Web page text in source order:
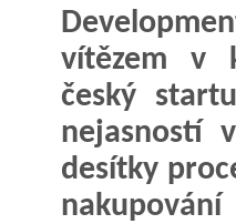
vítězem v
český
nejasností
desítky